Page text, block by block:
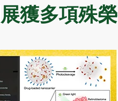
獲多項殊榮